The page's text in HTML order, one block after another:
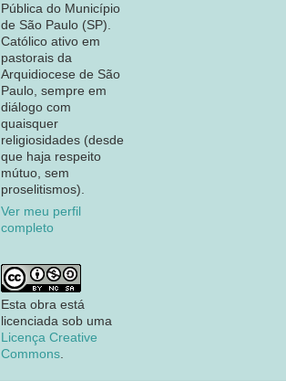
Pública do Município
de São Paulo (SP).
Católico ativo em
pastorais da
Arquidiocese de São
Paulo, sempre em
diálogo com
quaisquer
religiosidades (desde
que haja respeito
mútuo, sem
proselitismos).
Ver meu perfil
completo
Esta obra está
licenciada sob uma
Licença Creative
Commons.